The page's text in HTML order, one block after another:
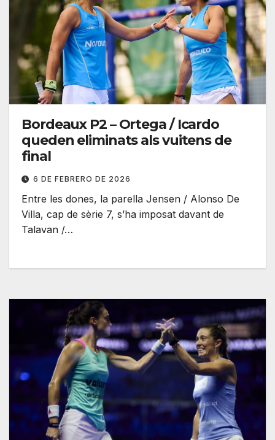
Bordeaux P2 – Ortega / Icardo
queden eliminats als vuitens de
final
6 DE FEBRERO DE 2026
Entre les dones, la parella Jensen / Alonso De
Villa, cap de sèrie 7, s’ha imposat davant de
Talavan /…